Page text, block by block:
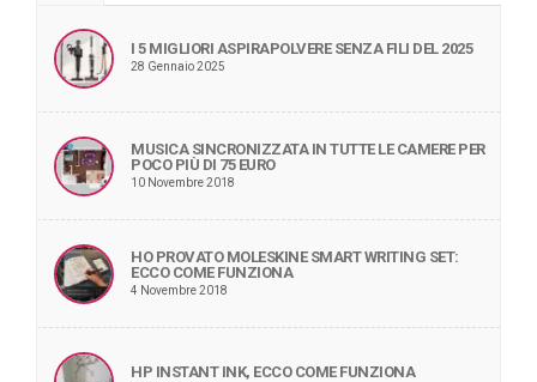
I 5 MIGLIORI ASPIRAPOLVERE SENZA FILI DEL 2025
28 Gennaio 2025
MUSICA SINCRONIZZATA IN TUTTE LE CAMERE PER
POCO PIÙ DI 75 EURO
10 Novembre 2018
HO PROVATO MOLESKINE SMART WRITING SET:
ECCO COME FUNZIONA
4 Novembre 2018
HP INSTANT INK, ECCO COME FUNZIONA